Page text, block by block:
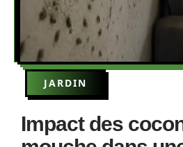
JARDIN
Impact des